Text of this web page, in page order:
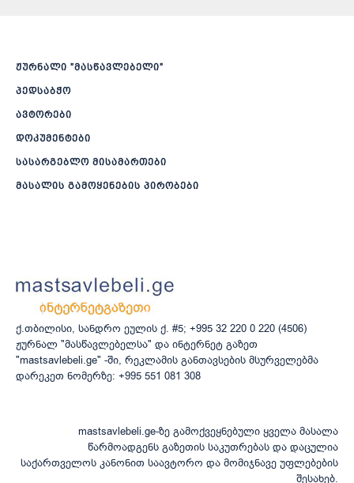
ჟურნალი ”მასწავლებელი”
პედსაბჭო
ავტორები
დოკუმენტები
სასარგებლო მისამართები
მასალის გამოყენების პირობები
ქ.თბილისი, სანდრო ეულის ქ. #5; +995 32 220 0 220 (4506)
ჟურნალ "მასწავლებელსა" და ინტერნეტ გაზეთ
"mastsavlebeli.ge" -ში, რეკლამის განთავსების მსურველებმა
დარეკეთ ნომერზე: +995 551 081 308
mastsavlebeli.ge-ზე გამოქვეყნებული ყველა მასალა
წარმოადგენს გაზეთის საკუთრებას და დაცულია
საქართველოს კანონით საავტორო და მომიჯნავე უფლებების
შესახებ.